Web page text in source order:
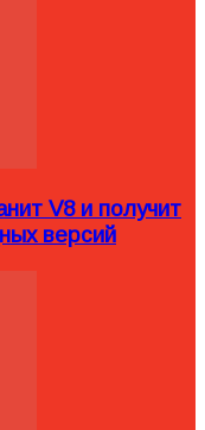
V8 и получит
версий